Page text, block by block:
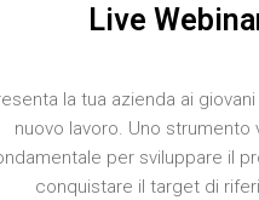
Live
la tua azienda ai
nuovo lavoro. Uno strumento
per sviluppare il
conquistare il target di